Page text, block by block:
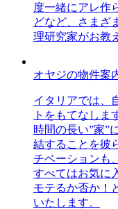
度一緒にアレ作
どなど、さまざ
理研究家がお教
オヤジの物件案
イタリアでは、
トをもてなしま
時間の長い”家”
結することを彼
チベーションも
すべてはお気に
モテるか否か！
いたします。